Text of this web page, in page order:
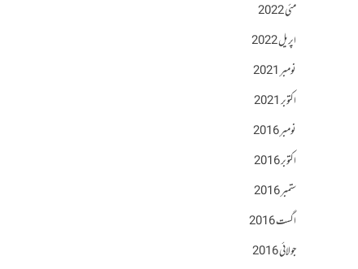
مئی 2022
اپریل 2022
نومبر 2021
اکتوبر 2021
نومبر 2016
اکتوبر 2016
ستمبر 2016
اگست 2016
جولائی 2016